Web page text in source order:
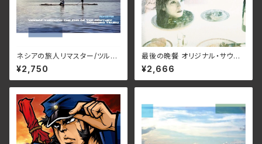
ネシアの旅人リマスター/ツルノ
リヒロ TRUE-1001R(仕様:C
D)
¥2,750
最後の晩餐 オリジナル・サウン
ドトラックＣＤ/トルステン・ラッシ
ュ DDCZ-1112(仕様:CD)
¥2,666